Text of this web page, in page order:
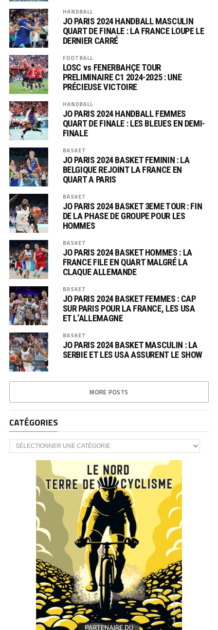
HANDBALL
JO PARIS 2024 HANDBALL MASCULIN
QUART DE FINALE : LA FRANCE LOUPE LE
DERNIER CARRÉ
FOOTBALL
LOSC vs FENERBAHÇE TOUR
PRELIMINAIRE C1 2024-2025 : UNE
PRÉCIEUSE VICTOIRE
HANDBALL
JO PARIS 2024 HANDBALL FEMMES
QUART DE FINALE : LES BLEUES EN DEMI-
FINALE
BASKET
JO PARIS 2024 BASKET FEMININ : LA
BELGIQUE REJOINT LA FRANCE EN
QUART A PARIS
BASKET
JO PARIS 2024 BASKET 3EME TOUR : FIN
DE LA PHASE DE GROUPE POUR LES
HOMMES
BASKET
JO PARIS 2024 BASKET HOMMES : LA
FRANCE FILE EN QUART MALGRÉ LA
CLAQUE ALLEMANDE
BASKET
JO PARIS 2024 BASKET FEMMES : CAP
SUR PARIS POUR LA FRANCE, LES USA
ET L’ALLEMAGNE
BASKET
JO PARIS 2024 BASKET MASCULIN : LA
SERBIE ET LES USA ASSURENT LE SHOW
MORE POSTS
CATÉGORIES
CATÉGORIES